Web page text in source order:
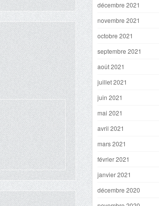
décembre 2021
novembre 2021
octobre 2021
septembre 2021
août 2021
juillet 2021
juin 2021
mai 2021
avril 2021
mars 2021
février 2021
janvier 2021
décembre 2020